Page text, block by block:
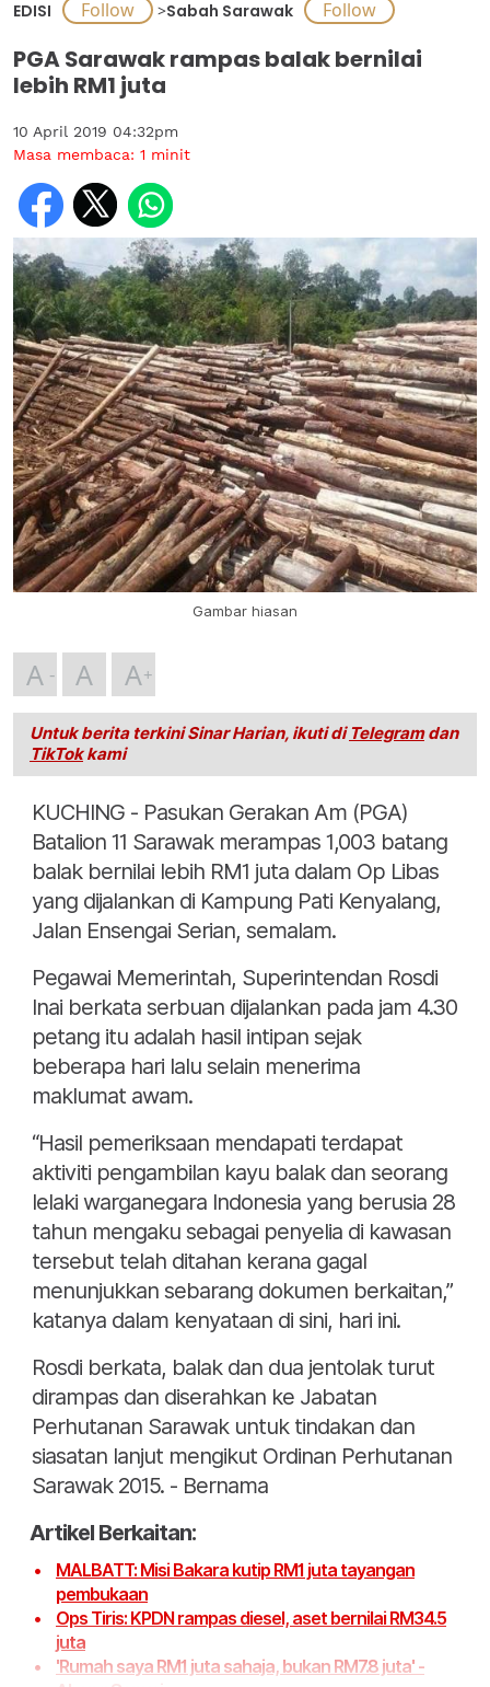
EDISI >Sabah Sarawak
PGA Sarawak rampas balak bernilai
lebih RM1 juta
10 April 2019 04:32pm
Masa membaca: 1 minit
Gambar hiasan
A A A
Untuk berita terkini Sinar Harian, ikuti di Telegramdan
TikTokkami
KUCHING - Pasukan Gerakan Am (PGA)
Batalion 11 Sarawak merampas 1,003 batang
balak bernilai lebih RM1 juta dalam Op Libas
yang dijalankan di Kampung Pati Kenyalang,
Jalan Ensengai Serian, semalam.
Pegawai Memerintah, Superintendan Rosdi
Inai berkata serbuan dijalankan pada jam 4.30
petang itu adalah hasil intipan sejak
beberapa hari lalu selain menerima
maklumat awam.
“Hasil pemeriksaan mendapati terdapat
aktiviti pengambilan kayu balak dan seorang
lelaki warganegara Indonesia yang berusia 28
tahun mengaku sebagai penyelia di kawasan
tersebut telah ditahan kerana gagal
menunjukkan sebarang dokumen berkaitan,”
katanya dalam kenyataan di sini, hari ini.
Rosdi berkata, balak dan dua jentolak turut
dirampas dan diserahkan ke Jabatan
Perhutanan Sarawak untuk tindakan dan
siasatan lanjut mengikut Ordinan Perhutanan
Sarawak 2015. - Bernama
Artikel Berkaitan:
MALBATT: Misi Bakara kutip RM1 juta tayangan
pembukaan
Ops Tiris: KPDN rampas diesel, aset bernilai RM34.5
juta
'Rumah saya RM1 juta sahaja, bukan RM7.8 juta' -